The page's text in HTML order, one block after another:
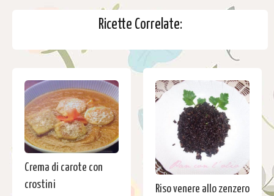
Ricette Correlate:
Crema di carote con
crostini
Riso venere allo zenzero